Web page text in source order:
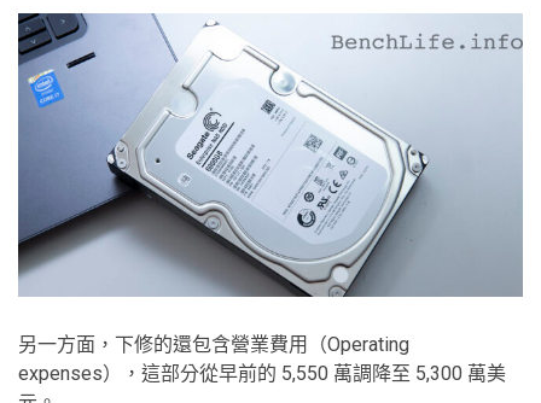
另一方面，下修的還包含營業費用（Operating
expenses），這部分從早前的 5,550 萬調降至 5,300 萬美